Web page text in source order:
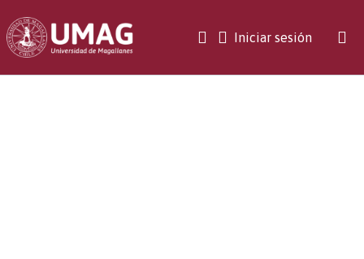
Iniciar sesión(current)